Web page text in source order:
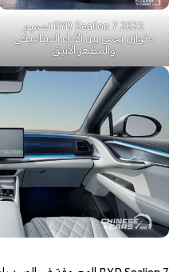
BYD Sealion 7 2025 تصميم
متوازن يجمع بين الأداء الديناميكي
والمظهر الأنيق